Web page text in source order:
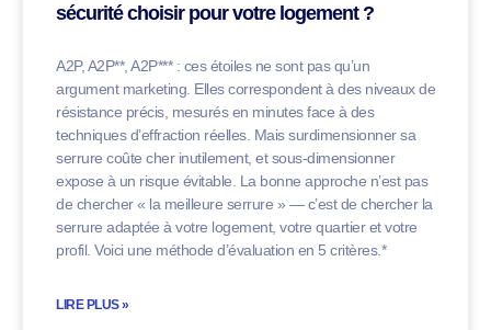
sécurité choisir pour votre logement ?
A2P, A2P**, A2P*** : ces étoiles ne sont pas qu’un
argument marketing. Elles correspondent à des niveaux de
résistance précis, mesurés en minutes face à des
techniques d’effraction réelles. Mais surdimensionner sa
serrure coûte cher inutilement, et sous-dimensionner
expose à un risque évitable. La bonne approche n’est pas
de chercher « la meilleure serrure » — c’est de chercher la
serrure adaptée à votre logement, votre quartier et votre
profil. Voici une méthode d’évaluation en 5 critères.*
LIRE PLUS »